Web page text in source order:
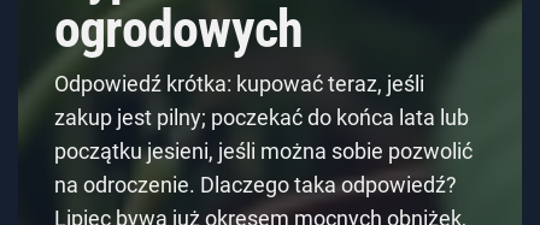
ogrodowych
Odpowiedź krótka: kupować teraz, jeśli
zakup jest pilny; poczekać do końca lata lub
początku jesieni, jeśli można sobie pozwolić
na odroczenie. Dlaczego taka odpowiedź?
Lipiec bywa już okresem mocnych obniżek,